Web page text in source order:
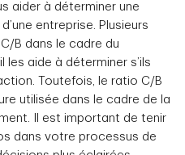
aider à déterminer une
entreprise. Plusieurs
B dans le cadre du
aide à déterminer s’ils
Toutefois, le ratio C/B
utilisée dans le cadre de la
Il est important de tenir
dans votre processus de